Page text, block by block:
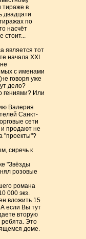
тираже в
двадцати
по
насчёт
стоит...
является тот
начала XXI
с именами
говоря уже
дело?
гениями? Или
Валерия
Санкт-
сети
продают не
"проекты"?
сиречь к
"Звёзды
розовые
романа
000 экз.
вложить 15
если Вы тут
вторую
ребята. Это
доме.